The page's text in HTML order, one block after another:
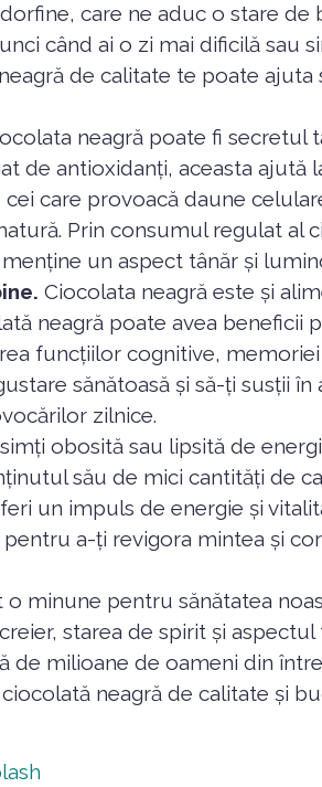
care ne aduc o stare de
când ai o zi mai dificilă sau
de calitate te poate ajuta
neagră poate fi secretul
de antioxidanți, aceasta ajută
care provoacă daune
Prin consumul regulat al
un aspect tânăr și
Ciocolata neagră este și
neagră poate avea beneficii
funcțiilor cognitive, memoriei
sănătoasă și să-ți susții
zilnice.
obosită sau lipsită de
său de mici cantități de
un impuls de energie și
a-ți revigora mintea și
minune pentru sănătatea
starea de spirit și
de milioane de oameni din
neagră de calitate și